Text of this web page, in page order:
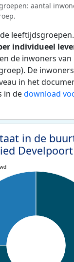
aantal
individueel
de inwoners van
De
in het
in dedownload
in de
Develpoort